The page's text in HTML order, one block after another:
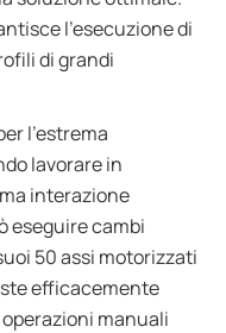
l’esecuzione di
di grandi
l’estrema
lavorare in
interazione
eseguire cambi
50 assi motorizzati
efficacemente
operazioni manuali